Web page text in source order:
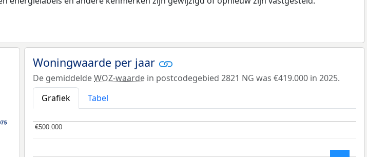
Woningwaarde per jaar
De gemiddeldeWOZ-waarde in postcodegebied 2821 NG was €419.000 in 2025.
Grafiek
Tabel
€500.000
€500.000